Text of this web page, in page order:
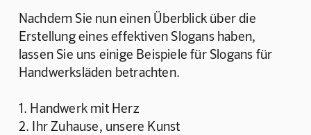
Nachdem Sie nun einen Überblick über die
Erstellung eines effektiven Slogans haben,
lassen Sie uns einige Beispiele für Slogans für
Handwerksläden betrachten.
1. Handwerk mit Herz
2. Ihr Zuhause, unsere Kunst